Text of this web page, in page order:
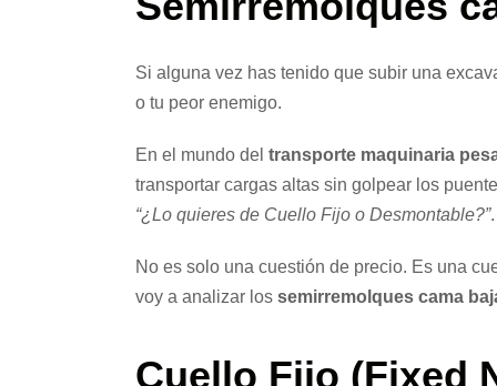
Si alguna vez has tenido que subir una
o tu peor enemigo.
En el mundo del transporte maquinaria
transportar cargas altas sin golpear los
“¿Lo quieres de Cuello Fijo o Desmontable?”.
No es solo una cuestión de precio. Es una
voy a analizar los semirremolques cama
Cuello Fijo (Fixed